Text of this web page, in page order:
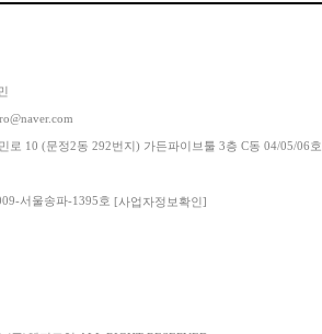
로 10 (문정2동 292번지) 가든파이브툴 3층 C동 04/05/06호
서울송파-1395호 [사업자정보확인]